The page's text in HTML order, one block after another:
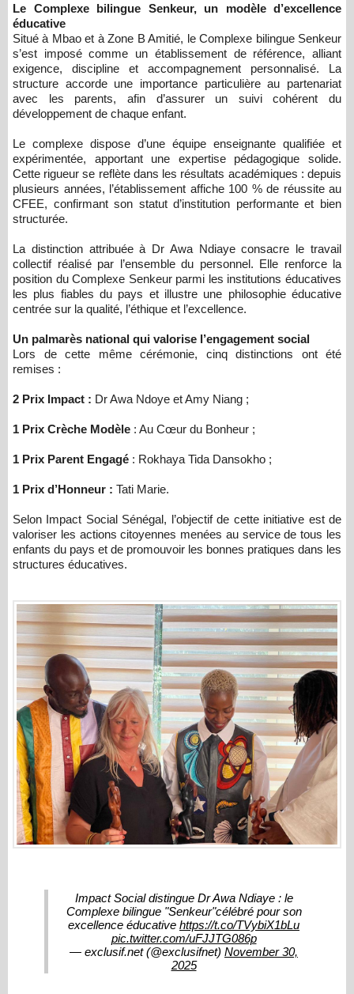
Le Complexe bilingue Senkeur, un modèle d’excellence
éducative
Situé à Mbao et à Zone B Amitié, le Complexe bilingue Senkeur
s’est imposé comme un établissement de référence, alliant
exigence, discipline et accompagnement personnalisé. La
structure accorde une importance particulière au partenariat
avec les parents, afin d’assurer un suivi cohérent du
développement de chaque enfant.
Le complexe dispose d’une équipe enseignante qualifiée et
expérimentée, apportant une expertise pédagogique solide.
Cette rigueur se reflète dans les résultats académiques : depuis
plusieurs années, l’établissement affiche 100 % de réussite au
CFEE, confirmant son statut d’institution performante et bien
structurée.
La distinction attribuée à Dr Awa Ndiaye consacre le travail
collectif réalisé par l’ensemble du personnel. Elle renforce la
position du Complexe Senkeur parmi les institutions éducatives
les plus fiables du pays et illustre une philosophie éducative
centrée sur la qualité, l’éthique et l’excellence.
Un palmarès national qui valorise l’engagement social
Lors de cette même cérémonie, cinq distinctions ont été
remises :
2 Prix Impact : Dr Awa Ndoye et Amy Niang ;
1 Prix Crèche Modèle : Au Cœur du Bonheur ;
1 Prix Parent Engagé : Rokhaya Tida Dansokho ;
1 Prix d’Honneur : Tati Marie.
Selon Impact Social Sénégal, l’objectif de cette initiative est de
valoriser les actions citoyennes menées au service de tous les
enfants du pays et de promouvoir les bonnes pratiques dans les
structures éducatives.
Impact Social distingue Dr Awa Ndiaye : le
Complexe bilingue "Senkeur"célébré pour son
excellence éducative https://t.co/TVybiX1bLu
pic.twitter.com/uFJJTG086p
— exclusif.net (@exclusifnet) November 30,
2025